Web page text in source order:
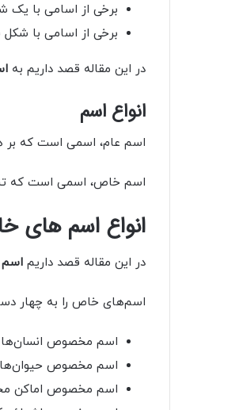
برخی از اسامی با یک
برخی از اسامی با
در این مقاله قصد داریم به
انواع اسم
اسم عام، اسمی است که بر
اسم خاص، اسمی است که
انواع اسم های
در این مقاله قصد داریم
اسم‌های خاص را به چهار
اسم مخصوص انسان‌ها
اسم مخصوص حیوان‌ها
اسم مخصوص اماکن